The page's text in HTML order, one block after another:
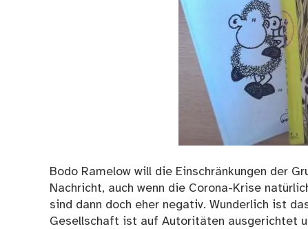
Bodo Ramelow will die Einschränkungen der
Nachricht, auch wenn die Corona-Krise
sind dann doch eher negativ. Wunderlich ist
Gesellschaft ist auf Autoritäten ausgerichtet